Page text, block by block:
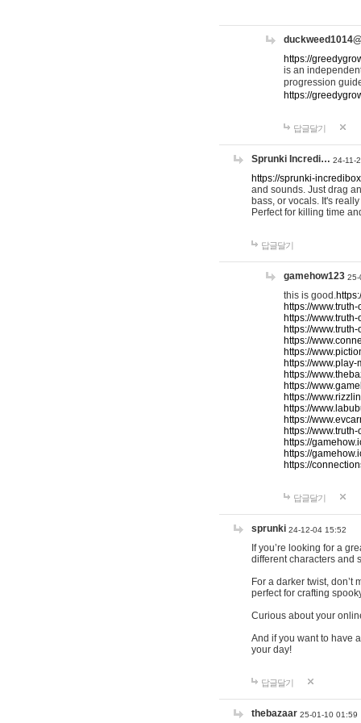
https://
is an
progression
https://
답글달기
Sprunki Incredi… 24-11-
https://sprunki-
and sounds. Just drag
bass, or vocals. It's
Perfect for killing time
답글달기
gamehow123 25-
this is good.
https://
https://
https://
https://
https://
https://
https://
https://
https://
https://
https://
https://
https://
https://
https://
답글달기
sprunki 24-12-04 15:52
If you’re looking for a
different characters and
For a darker twist, don’t
perfect for crafting
Curious about your
And if you want to have
your day!
답글달기
thebazaar 25-01-10 01:59